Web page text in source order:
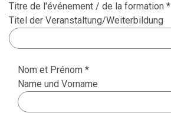
Titre de l'événement / de la formation *
Titel der Veranstaltung/Weiterbildung
Nom et Prénom *
Name und Vorname